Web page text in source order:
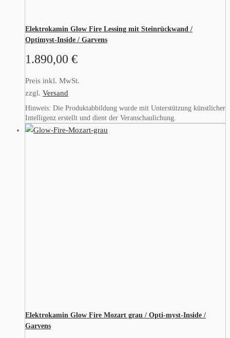
Elektrokamin Glow Fire Lessing mit Steinrückwand /
Optimyst-Inside / Garvens
1.890,00 €
Preis inkl. MwSt.
zzgl. Versand
Hinweis: Die Produktabbildung wurde mit Unterstützung künstlicher
Intelligenz erstellt und dient der Veranschaulichung.
Elektrokamin Glow Fire Mozart grau / Opti-myst-Inside /
Garvens